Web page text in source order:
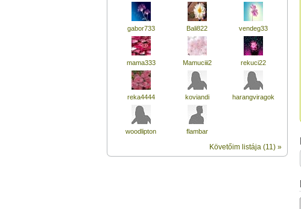
gabor733 Bali822 vendeg33
mama333 Mamuciii2 rekuci22
reka4444 koviandi harangviragok
woodlipton flambar
Követőim listája (11) »